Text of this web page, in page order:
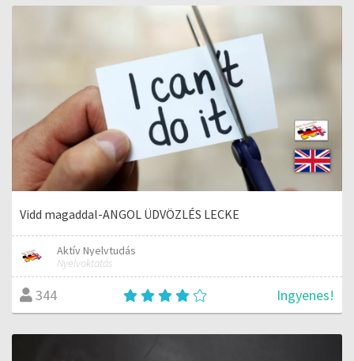
Vidd magaddal-ANGOL ÜDVÖZLÉS LECKE
Aktív Nyelvtudás
Nyelvoktatás
344 Ingyenes!